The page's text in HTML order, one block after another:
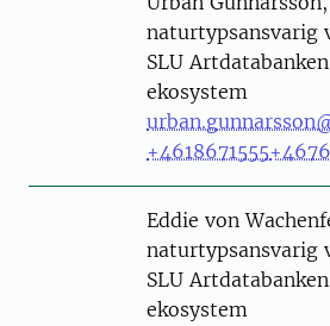
naturtypsansvarig
SLU
ekosystem
+4618671555
PersonEddie von
naturtypsansvarig
SLU
ekosystem